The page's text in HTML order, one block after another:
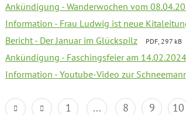
Ankündigung - Wanderwochen vom
Information - Frau Ludwig ist neue
Bericht - Der Januar im Glückspilz PDF, 297 kB
Ankündigung - Faschingsfeier am 14.02.2024
Information - Youtube-Video zur
1 ... 8 9 10